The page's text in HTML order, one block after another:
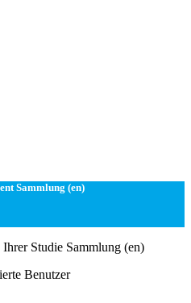
Sammlung (en)
Studie Sammlung (en)
Benutzer